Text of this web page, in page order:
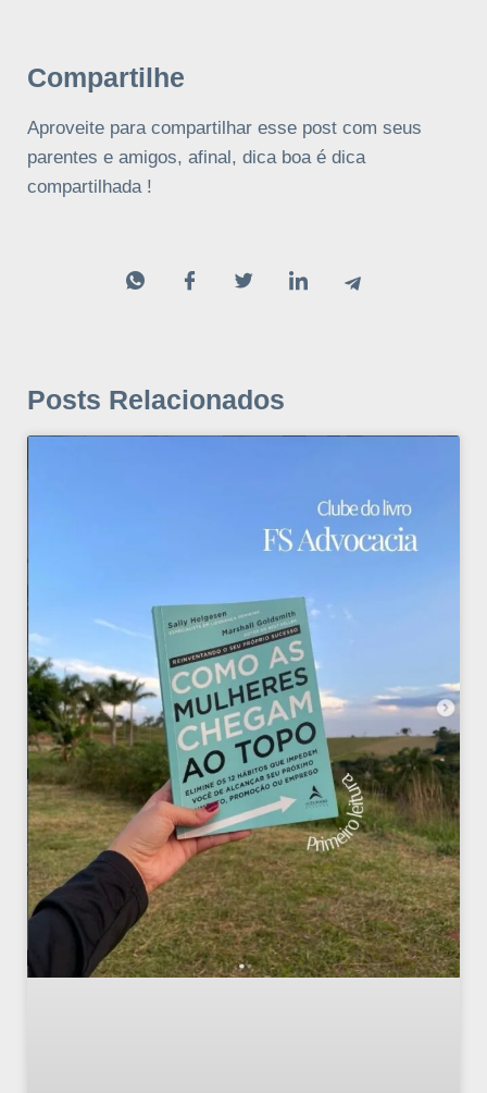
Compartilhe
Aproveite para compartilhar esse post com seus
parentes e amigos, afinal, dica boa é dica
compartilhada !
Posts Relacionados